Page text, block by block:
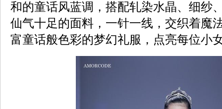
和的童话风蓝调，搭配轧染水晶、细纱
仙气十足的面料，一针一线，交织着魔
富童话般色彩的梦幻礼服，点亮每位小